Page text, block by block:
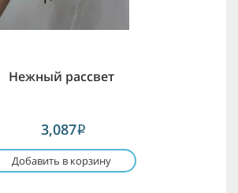
Нежный рассвет
3,087i
Добавить в корзину